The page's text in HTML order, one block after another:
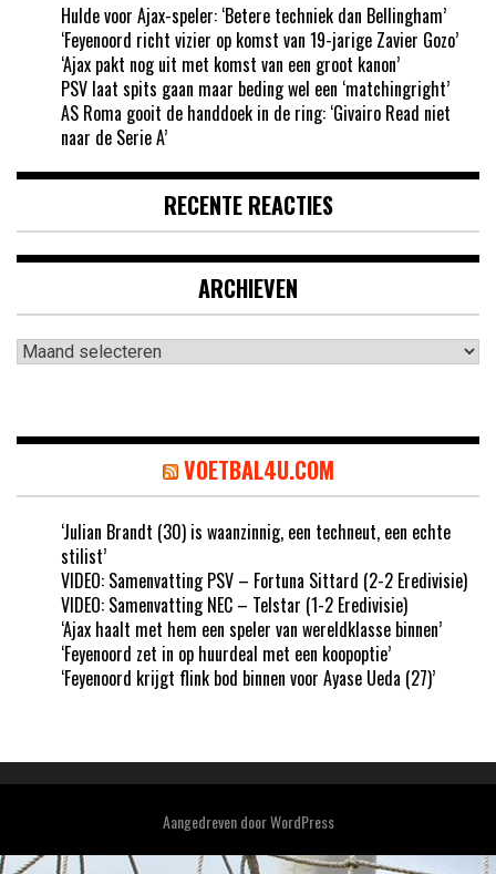
Hulde voor Ajax-speler: ‘Betere techniek dan Bellingham’
‘Feyenoord richt vizier op komst van 19-jarige Zavier Gozo’
‘Ajax pakt nog uit met komst van een groot kanon’
PSV laat spits gaan maar beding wel een ‘matchingright’
AS Roma gooit de handdoek in de ring: ‘Givairo Read niet
naar de Serie A’
RECENTE REACTIES
ARCHIEVEN
Archieven
VOETBAL4U.COM
‘Julian Brandt (30) is waanzinnig, een techneut, een echte
stilist’
VIDEO: Samenvatting PSV – Fortuna Sittard (2-2 Eredivisie)
VIDEO: Samenvatting NEC – Telstar (1-2 Eredivisie)
‘Ajax haalt met hem een speler van wereldklasse binnen’
‘Feyenoord zet in op huurdeal met een koopoptie’
‘Feyenoord krijgt flink bod binnen voor Ayase Ueda (27)’
Aangedreven doorWordPress